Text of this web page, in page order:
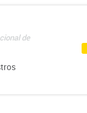
de